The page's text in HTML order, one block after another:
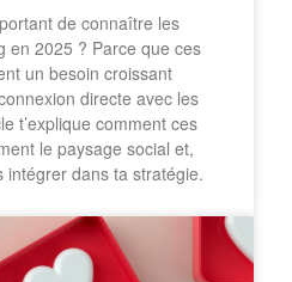
de connaître les
en 2025 ? Parce que ces
un besoin croissant
directe avec les
t’explique comment ces
le paysage social et,
intégrer dans ta stratégie.